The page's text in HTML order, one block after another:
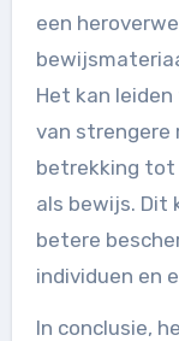
een
Het kan
van strengere
betrekking tot
als bewijs. Dit
betere
individuen en
In conclusie,